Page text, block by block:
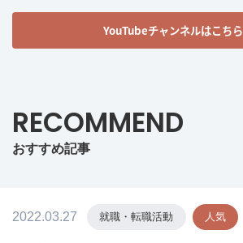
YouTubeチャンネルはこちら
RECOMMEND
おすすめ記事
2022.03.27 就職・転職活動 人気